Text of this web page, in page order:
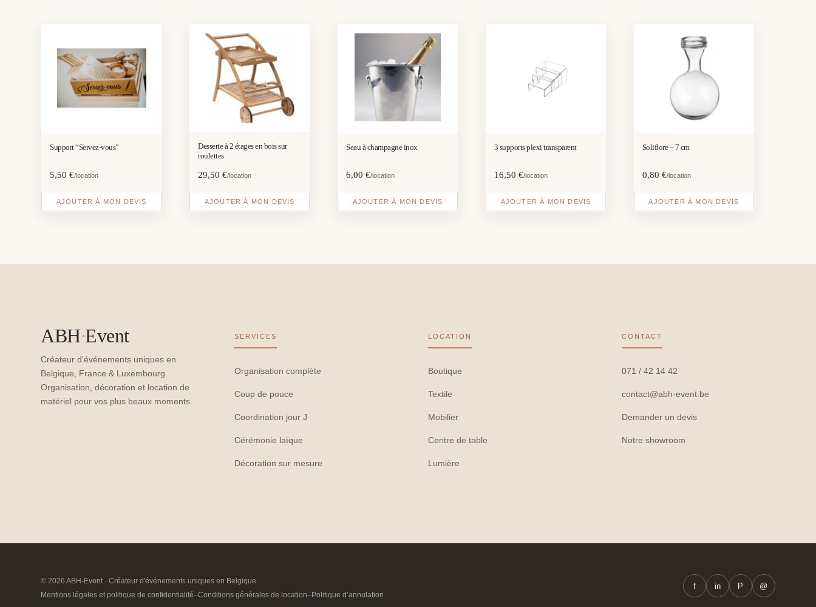
Support “Servez-vous”
5,50€/location
AJOUTER À MON DEVIS
Desserte à 2 étages en bois sur
roulettes
29,50€/location
AJOUTER À MON DEVIS
Seau à champagne inox
6,00€/location
AJOUTER À MON DEVIS
3 supports plexi transparent
16,50 €/location
AJOUTER À MON DEVIS
Soliflore – 7 cm
0,80 €/location
AJOUTER À MON DEVIS
ABH·Event
Créateur d'événements uniques en
Belgique, France & Luxembourg.
Organisation, décoration et location de
matériel pour vos plus beaux moments.
SERVICES
Organisation complète
Coup de pouce
Coordination jour J
Cérémonie laïque
Décoration sur mesure
LOCATION
Boutique
Textile
Mobilier
Centre de table
Lumière
CONTACT
071 / 42 14 42
contact@abh-event.be
Demander un devis
Notre showroom
© 2026 ABH-Event · Créateur d'événements uniques en Belgique
Mentions légales et politique de confidentialité–Conditions générales de location–Politique d’annulation
f in P @